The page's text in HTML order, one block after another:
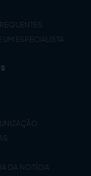
ESPECIALISTA
DA NOTÍCIA